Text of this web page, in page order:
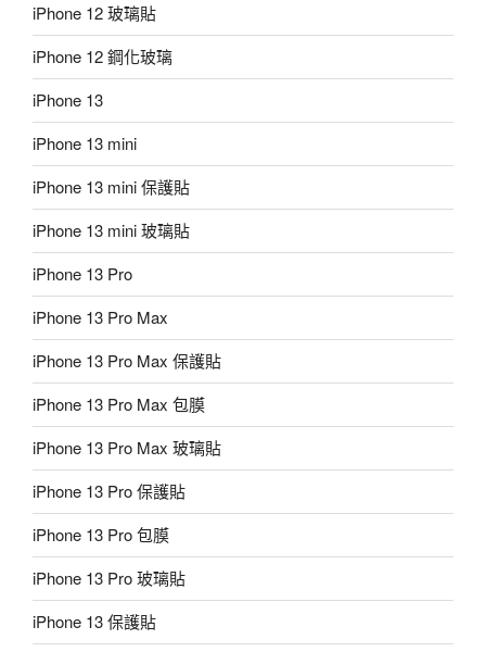
iPhone 12 玻璃貼
iPhone 12 鋼化玻璃
iPhone 13
iPhone 13 mini
iPhone 13 mini 保護貼
iPhone 13 mini 玻璃貼
iPhone 13 Pro
iPhone 13 Pro Max
iPhone 13 Pro Max 保護貼
iPhone 13 Pro Max 包膜
iPhone 13 Pro Max 玻璃貼
iPhone 13 Pro 保護貼
iPhone 13 Pro 包膜
iPhone 13 Pro 玻璃貼
iPhone 13 保護貼